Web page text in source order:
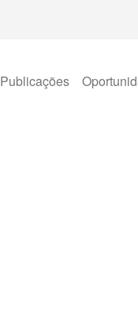
Publicações